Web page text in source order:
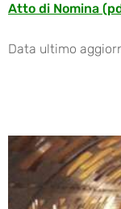
Atto di Nomina
Data ultimo